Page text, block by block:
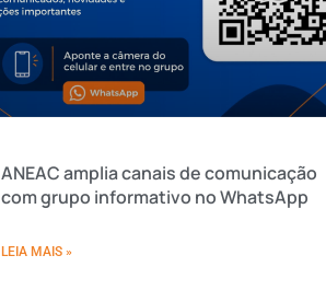
ANEAC amplia canais de comunicação
com grupo informativo no WhatsApp
LEIA MAIS »